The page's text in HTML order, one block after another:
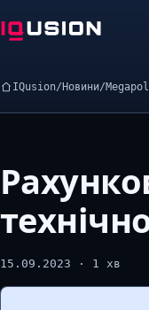
IQusion/Новини/
15.09.2023 · 1 хв